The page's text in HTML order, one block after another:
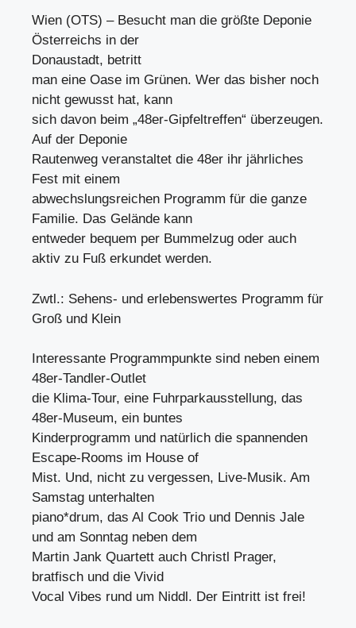
Wien (OTS) – Besucht man die größte Deponie
Österreichs in der
Donaustadt, betritt
man eine Oase im Grünen. Wer das bisher noch
nicht gewusst hat, kann
sich davon beim „48er-Gipfeltreffen“ überzeugen.
Auf der Deponie
Rautenweg veranstaltet die 48er ihr jährliches
Fest mit einem
abwechslungsreichen Programm für die ganze
Familie. Das Gelände kann
entweder bequem per Bummelzug oder auch
aktiv zu Fuß erkundet werden.
Zwtl.: Sehens- und erlebenswertes Programm für
Groß und Klein
Interessante Programmpunkte sind neben einem
48er-Tandler-Outlet
die Klima-Tour, eine Fuhrparkausstellung, das
48er-Museum, ein buntes
Kinderprogramm und natürlich die spannenden
Escape-Rooms im House of
Mist. Und, nicht zu vergessen, Live-Musik. Am
Samstag unterhalten
piano*drum, das Al Cook Trio und Dennis Jale
und am Sonntag neben dem
Martin Jank Quartett auch Christl Prager,
bratfisch und die Vivid
Vocal Vibes rund um Niddl. Der Eintritt ist frei!